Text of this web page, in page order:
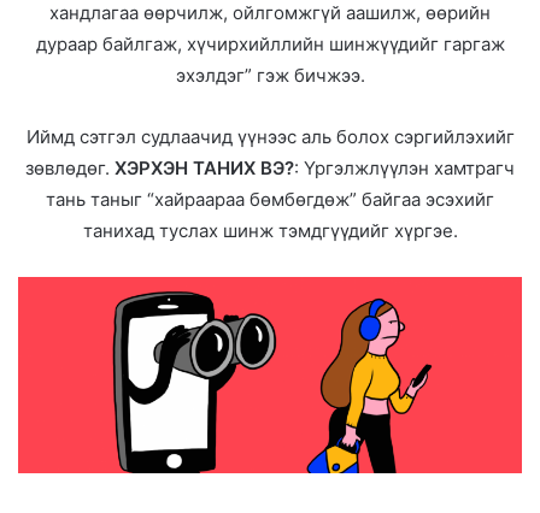
хандлагаа өөрчилж, ойлгомжгүй аашилж, өөрийн
дураар байлгаж, хүчирхийллийн шинжүүдийг гаргаж
эхэлдэг” гэж бичжээ.
Иймд сэтгэл судлаачид үүнээс аль болох сэргийлэхийг
зөвлөдөг. ХЭРХЭН ТАНИХ ВЭ?: Үргэлжлүүлэн хамтрагч
тань таныг “хайраараа бөмбөгдөж” байгаа эсэхийг
танихад туслах шинж тэмдгүүдийг хүргэе.